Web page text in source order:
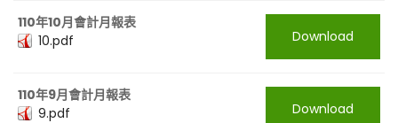
110年10月會計月報表
10.pdf
Download
110年9月會計月報表
9.pdf
Download